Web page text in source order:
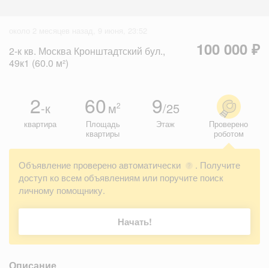
2-к кв. Москва Кронштадтский бул.,
49к1 (60.0 м²)
100 000 ₽
2-к
квартира
60 м2
Площадь
квартиры
9/25
Этаж
Проверено
роботом
Объявление проверено автоматически ?
. Получите
доступ ко всем объявлениям или поручите поиск
личному помощнику.
Начать!